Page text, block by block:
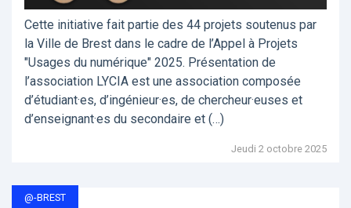
Cette initiative fait partie des 44 projets soutenus par
la Ville de Brest dans le cadre de l’Appel à Projets
"Usages du numérique" 2025. Présentation de
l’association LYCIA est une association composée
d’étudiant·es, d’ingénieur·es, de chercheur·euses et
d’enseignant·es du secondaire et (…)
Jeudi 2 octobre 2025
@-BREST